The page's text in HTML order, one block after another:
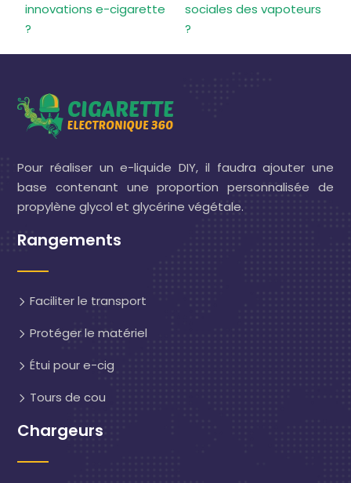
innovations e-cigarette
?
sociales des vapoteurs
?
Pour réaliser un e-liquide DIY, il faudra ajouter une
base contenant une proportion personnalisée de
propylène glycol et glycérine végétale.
Rangements
Faciliter le transport
Protéger le matériel
Étui pour e-cig
Tours de cou
Chargeurs